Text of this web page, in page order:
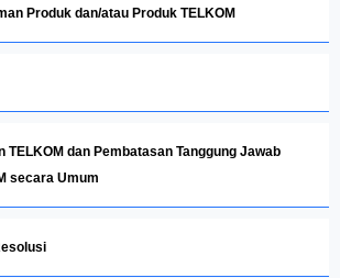
Produk dan/atau Produk TELKOM
TELKOM dan Pembatasan Tanggung Jawab
secara Umum